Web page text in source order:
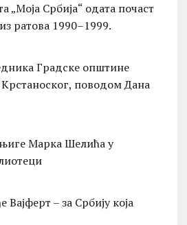
„Моја Србија“ одата почаст
ратова 1990–1999.
Градске општине
поводом Дана
Марка Шелића у
– за Србију која